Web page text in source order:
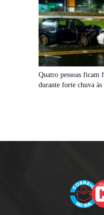
Quatro pessoas ficam
durante forte chuva às